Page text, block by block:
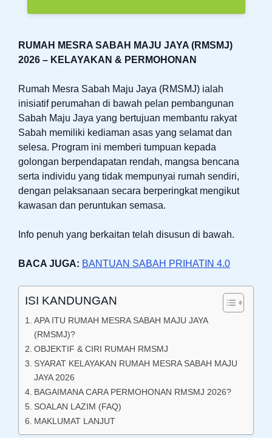
RUMAH MESRA SABAH MAJU JAYA (RMSMJ)
2026 – KELAYAKAN & PERMOHONAN
Rumah Mesra Sabah Maju Jaya (RMSMJ) ialah
inisiatif perumahan di bawah pelan pembangunan
Sabah Maju Jaya yang bertujuan membantu rakyat
Sabah memiliki kediaman asas yang selamat dan
selesa. Program ini memberi tumpuan kepada
golongan berpendapatan rendah, mangsa bencana
serta individu yang tidak mempunyai rumah sendiri,
dengan pelaksanaan secara berperingkat mengikut
kawasan dan peruntukan semasa.
Info penuh yang berkaitan telah disusun di bawah.
BACA JUGA: BANTUAN SABAH PRIHATIN 4.0
ISI KANDUNGAN
APA ITU RUMAH MESRA SABAH MAJU JAYA
(RMSMJ)?
OBJEKTIF & CIRI RUMAH RMSMJ
SYARAT KELAYAKAN RUMAH MESRA SABAH MAJU
JAYA 2026
BAGAIMANA CARA PERMOHONAN RMSMJ 2026?
SOALAN LAZIM (FAQ)
MAKLUMAT LANJUT